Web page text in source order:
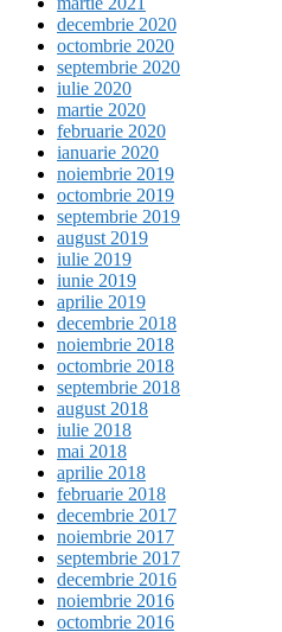
decembrie 2020
octombrie 2020
septembrie 2020
iulie 2020
martie 2020
februarie 2020
ianuarie 2020
noiembrie 2019
octombrie 2019
septembrie 2019
august 2019
iulie 2019
iunie 2019
aprilie 2019
decembrie 2018
noiembrie 2018
octombrie 2018
septembrie 2018
august 2018
iulie 2018
mai 2018
aprilie 2018
februarie 2018
decembrie 2017
noiembrie 2017
septembrie 2017
decembrie 2016
noiembrie 2016
octombrie 2016